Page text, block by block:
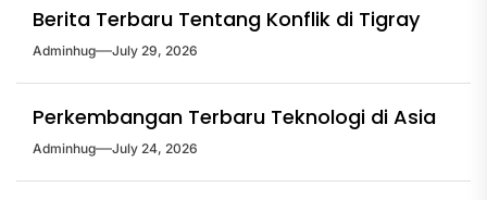
Berita Terbaru Tentang Konflik di Tigray
Adminhug July 29, 2026
Perkembangan Terbaru Teknologi di Asia
Adminhug July 24, 2026